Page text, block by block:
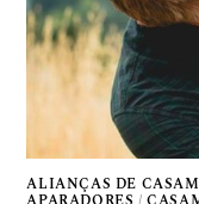
ALIANÇAS DE